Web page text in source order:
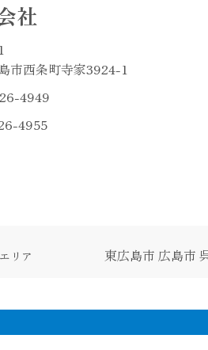
社
市西条町寺家3924-1
4949
4955
リア 東広島市 広島市